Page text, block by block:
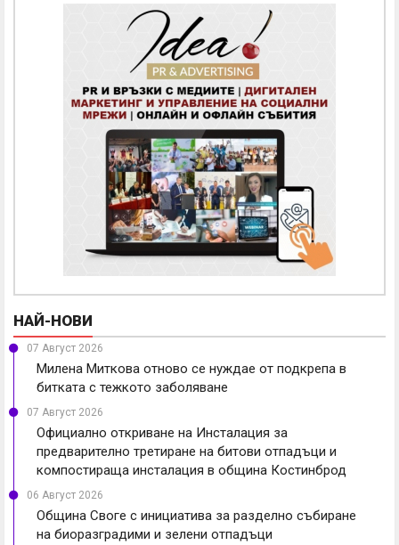
НАЙ-НОВИ
07 Август 2026
Милена Миткова отново се нуждае от подкрепа в
битката с тежкото заболяване
07 Август 2026
Официално откриване на Инсталация за
предварително третиране на битови отпадъци и
компостираща инсталация в община Костинброд
06 Август 2026
Община Своге с инициатива за разделно събиране
на биоразградими и зелени отпадъци